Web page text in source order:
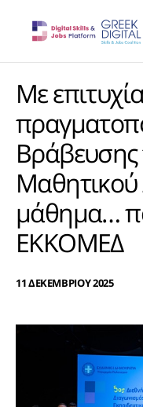
Με
Βράβευσης
Μαθητικού
μάθημα…
ΕΚΚΟΜΕΔ
11 ΔΕΚΕΜΒΡΙΟΥ 2025